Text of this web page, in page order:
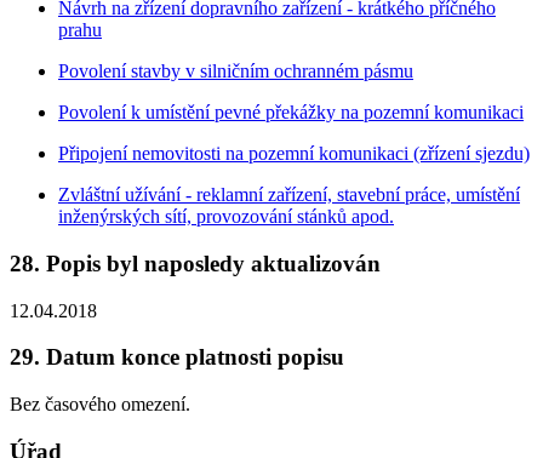
Návrh na zřízení dopravního zařízení - krátkého příčného
prahu
Povolení stavby v silničním ochranném pásmu
Povolení k umístění pevné překážky na pozemní komunikaci
Připojení nemovitosti na pozemní komunikaci (zřízení sjezdu)
Zvláštní užívání - reklamní zařízení, stavební práce, umístění
inženýrských sítí, provozování stánků apod.
28. Popis byl naposledy aktualizován
12.04.2018
29. Datum konce platnosti popisu
Bez časového omezení.
Úřad